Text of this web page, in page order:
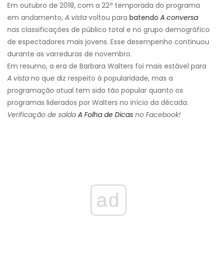
Em outubro de 2018, com a 22ª temporada do programa
em andamento, A vista voltou para batendo A conversa
nas classificações de público total e no grupo demográfico
de espectadores mais jovens. Esse desempenho continuou
durante as varreduras de novembro.
Em resumo, a era de Barbara Walters foi mais estável para
A vista no que diz respeito à popularidade, mas a
programação atual tem sido tão popular quanto os
programas liderados por Walters no início da década.
Verificação de saída A Folha de Dicas no Facebook!
ad